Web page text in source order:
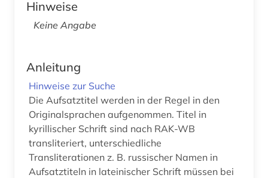
Hinweise
Keine Angabe
Anleitung
Hinweise zur Suche
Die Aufsatztitel werden in der Regel in den
Originalsprachen aufgenommen. Titel in
kyrillischer Schrift sind nach RAK-WB
transliteriert, unterschiedliche
Transliterationen z. B. russischer Namen in
Aufsatztiteln in lateinischer Schrift müssen bei